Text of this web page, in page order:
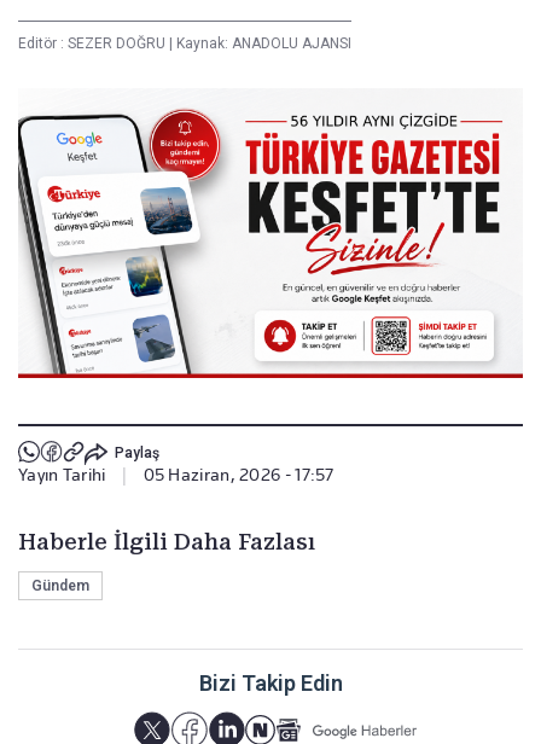
Editör : SEZER DOĞRU Kaynak: ANADOLU AJANSI
Paylaş
Yayın Tarihi 05 Haziran, 2026 - 17:57
Haberle İlgili Daha Fazlası
Gündem
Bizi Takip Edin